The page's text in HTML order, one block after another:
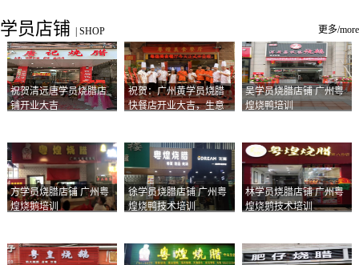
学员店铺 SHOP 更多/more
祝贺清远唐学员烧腊店
铺开业大吉
祝贺：广州黄学员烧腊
快餐店开业大吉，生意
吴学员烧腊店铺 广州粤
煌烧鸭培训
方学员烧腊店铺 广州粤
煌烧鹅培训
徐学员烧腊店铺 广州粤
煌烧鸭技术培训
林学员烧腊店铺 广州粤
煌烧鹅技术培训